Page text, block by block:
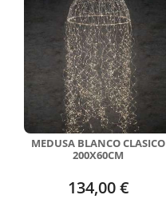
MEDUSA BLANCO CLASICO
200X60CM
134,00 €